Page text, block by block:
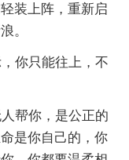
装上阵，重新启
。
你只能往上，不
帮你，是公正的
是你自己的，你